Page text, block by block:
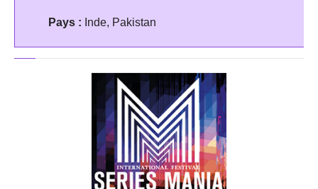
Pays : Inde, Pakistan